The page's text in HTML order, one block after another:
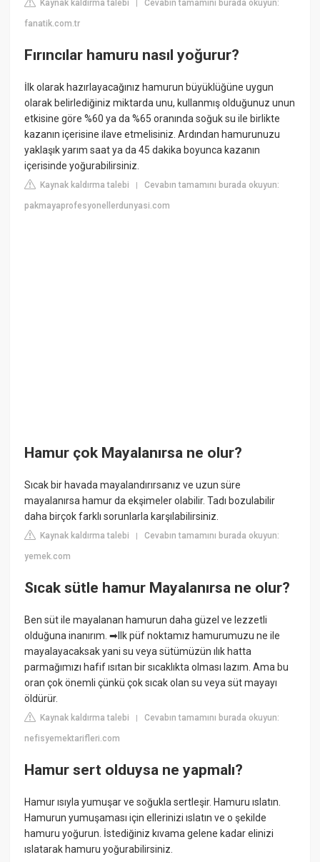
Kaynak kaldırma talebi |Cevabın tamamını burada okuyun:
fanatik.com.tr
Fırıncılar hamuru nasıl yoğurur?
İlk olarak hazırlayacağınız hamurun büyüklüğüne uygun
olarak belirlediğiniz miktarda unu, kullanmış olduğunuz unun
etkisine göre %60 ya da %65 oranında soğuk su ile birlikte
kazanın içerisine ilave etmelisiniz. Ardından hamurunuzu
yaklaşık yarım saat ya da 45 dakika boyunca kazanın
içerisinde yoğurabilirsiniz.
Kaynak kaldırma talebi |Cevabın tamamını burada okuyun:
pakmayaprofesyonellerdunyasi.com
Hamur çok Mayalanırsa ne olur?
Sıcak bir havada mayalandırırsanız ve uzun süre
mayalanırsa hamur da ekşimeler olabilir. Tadı bozulabilir
daha birçok farklı sorunlarla karşılabilirsiniz.
Kaynak kaldırma talebi |Cevabın tamamını burada okuyun:
yemek.com
Sıcak sütle hamur Mayalanırsa ne olur?
Ben süt ile mayalanan hamurun daha güzel ve lezzetli
olduğuna inanırım. ➡Ilk püf noktamız hamurumuzu ne ile
mayalayacaksak yani su veya sütümüzün ılık hatta
parmağımızı hafif ısıtan bir sıcaklıkta olması lazım. Ama bu
oran çok önemli çünkü çok sıcak olan su veya süt mayayı
öldürür.
Kaynak kaldırma talebi |Cevabın tamamını burada okuyun:
nefisyemektarifleri.com
Hamur sert olduysa ne yapmalı?
Hamur ısıyla yumuşar ve soğukla sertleşir. Hamuru ıslatın.
Hamurun yumuşaması için ellerinizi ıslatın ve o şekilde
hamuru yoğurun. İstediğiniz kıvama gelene kadar elinizi
ıslatarak hamuru yoğurabilirsiniz.